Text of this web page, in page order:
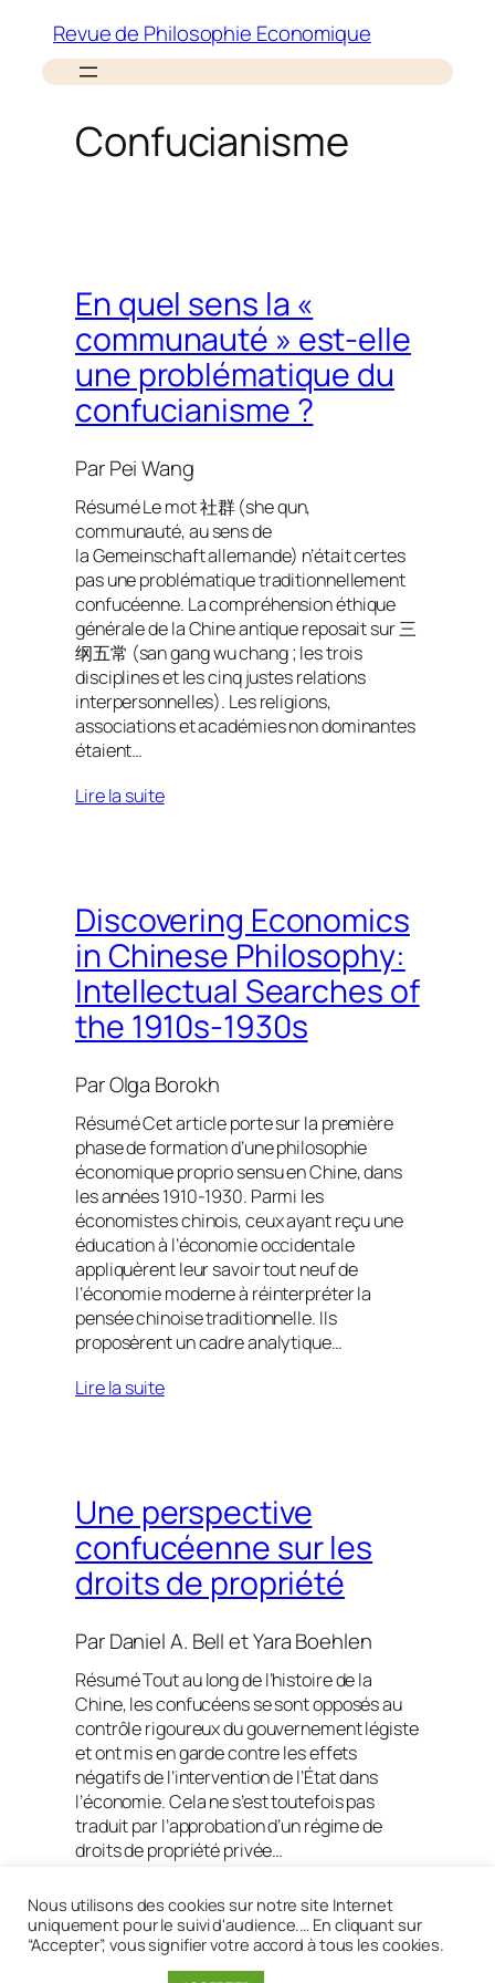
contenu
Revue de Philosophie Economique
Confucianisme
En quel sens la «
communauté » est-elle
une problématique du
confucianisme ?
ParPei Wang
Résumé Le mot 社群 (she qun,
communauté, au sens de
la Gemeinschaft allemande) n’était certes
pas une problématique traditionnellement
confucéenne. La compréhension éthique
générale de la Chine antique reposait sur 三
纲五常 (san gang wu chang ; les trois
disciplines et les cinq justes relations
interpersonnelles). Les religions,
associations et académies non dominantes
étaient…
Lire la suite
Discovering Economics
in Chinese Philosophy:
Intellectual Searches of
the 1910s-1930s
ParOlga Borokh
Résumé Cet article porte sur la première
phase de formation d’une philosophie
économique proprio sensu en Chine, dans
les années 1910-1930. Parmi les
économistes chinois, ceux ayant reçu une
éducation à l’économie occidentale
appliquèrent leur savoir tout neuf de
l’économie moderne à réinterpréter la
pensée chinoise traditionnelle. Ils
proposèrent un cadre analytique…
Lire la suite
Une perspective
confucéenne sur les
droits de propriété
ParDaniel A. BelletYara Boehlen
Résumé Tout au long de l’histoire de la
Chine, les confucéens se sont opposés au
contrôle rigoureux du gouvernement légiste
et ont mis en garde contre les effets
négatifs de l’intervention de l’État dans
l’économie. Cela ne s’est toutefois pas
traduit par l’approbation d’un régime de
droits de propriété privée…
Lire la suite
Nous utilisons des cookies sur notre site Internet
uniquement pour le suivi d'audience.… En cliquant sur
“Accepter”, vous signifier votre accord à tous les cookies.